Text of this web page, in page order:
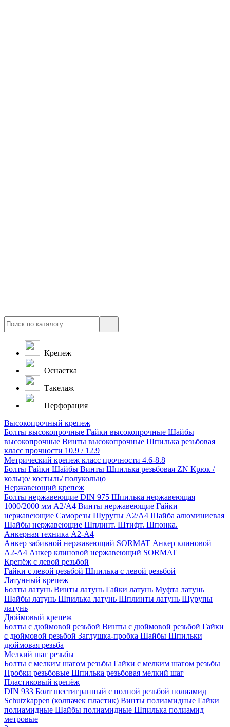
Крепеж
Оснастка
Такелаж
Перфорация
Высокопрочный крепеж
Болты высокопрочные Гайки высокопрочные Шайбы
высокопрочные Винты высокопрочные Шпилька резьбовая
класс прочности 10.9 / 12.9
Метрический крепеж класс прочности 4.6-8.8
Болты Гайки Шайбы Винты Шпилька резьбовая ZN Крюк /
кольцо/ костыль/ полукольцо
Нержавеющий крепеж
Болты нержавеющие DIN 975 Шпилька нержавеющая
1000/2000 мм А2/А4 Винты нержавеющие Гайки
нержавеющие Саморезы Шурупы А2/А4 Шайба алюминиевая
Шайбы нержавеющие Шплинт. Штифт. Шпонка.
Анкерная техника А2-А4
Анкер забивной нержавеющий SORMAT Анкер клиновой
A2-A4 Анкер клиновой нержавеющий SORMAT
Крепёж с левой резьбой
Гайки с левой резьбой Шпилька с левой резьбой
Латунный крепеж
Болты латунь Винты латунь Гайки латунь Муфта латунь
Шайбы латунь Шпилька латунь Шплинты латунь Шурупы
латунь
Дюймовый крепеж
Болты с дюймовой резьбой Винты с дюймовой резьбой Гайки
с дюймовой резьбой Заглушка-пробка Шайбы Шпильки
дюймовая резьба
Мелкий шаг резьбы
Болты с мелким шагом резьбы Гайки с мелким шагом резьбы
Пробки резьбовые Шпилька резьбовая мелкий шаг
Пластиковый крепёж
DIN 933 Болт шестигранный с полной резьбой полиамид
Schutzkappen (колпачек пластик) Винты полиамидные Гайки
полиамидные Шайбы полиамидные Шпилька полиамид
метровые